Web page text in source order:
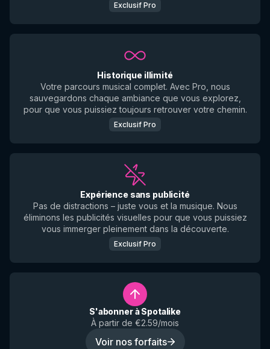
Exclusif Pro
Historique illimité
Votre parcours musical complet. Avec Pro, nous
sauvegardons chaque ambiance que vous explorez,
pour que vous puissiez toujours retrouver votre chemin.
Exclusif Pro
Expérience sans publicité
Pas de distractions – juste vous et la musique. Nous
éliminons les publicités visuelles pour que vous puissiez
vous immerger pleinement dans la découverte.
Exclusif Pro
S'abonner à Spotalike
À partir de €2.59/mois
Voir nos forfaits